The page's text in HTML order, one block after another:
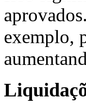
exemplo,